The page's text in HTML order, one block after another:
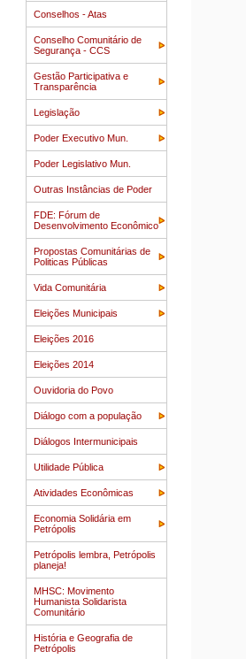
Conselhos - Atas
Conselho Comunitário de
Segurança - CCS
Gestão Participativa e
Transparência
Legislação
Poder Executivo Mun.
Poder Legislativo Mun.
Outras Instâncias de Poder
FDE: Fórum de
Desenvolvimento Econômico
Propostas Comunitárias de
Politicas Públicas
Vida Comunitária
Eleições Municipais
Eleições 2016
Eleições 2014
Ouvidoria do Povo
Diálogo com a população
Diálogos Intermunicipais
Utilidade Pública
Atividades Econômicas
Economia Solidária em
Petrópolis
Petrópolis lembra, Petrópolis
planeja!
MHSC: Movimento
Humanista Solidarista
Comunitário
História e Geografia de
Petrópolis